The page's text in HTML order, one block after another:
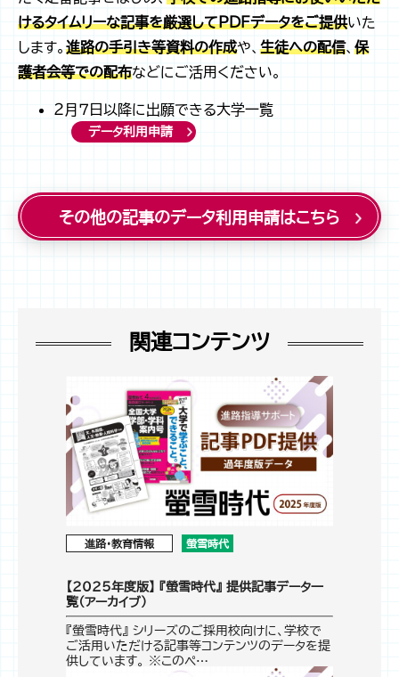
けるタイムリーな記事を厳選してPDFデータをご提供いた
します。 進路の手引き等資料の作成や、 生徒への配信、 保
護者会等での配布などにご活用ください。
２月７日以降に出願できる大学一覧
データ利用申請
その他の記事のデータ利用申請はこちら
関連コンテンツ
進路・教育情報 螢雪時代
【2025年度版】 『螢雪時代』 提供記事データ一
覧（アーカイブ）
『螢雪時代』 シリーズのご採用校向けに、学校で
ご活用いただける記事等コンテンツのデータを提
供しています。 ※このペ…